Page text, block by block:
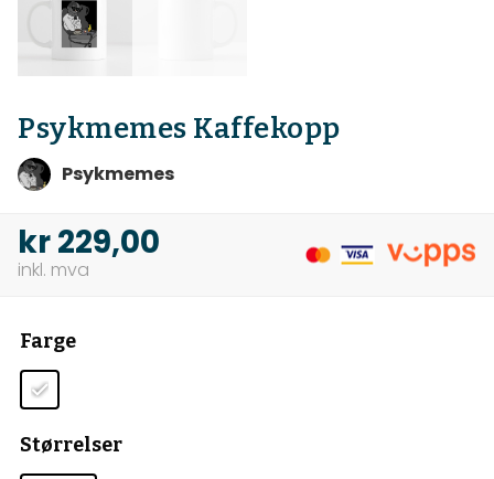
Psykmemes Kaffekopp
Psykmemes
kr229,00
Farge
Størrelser